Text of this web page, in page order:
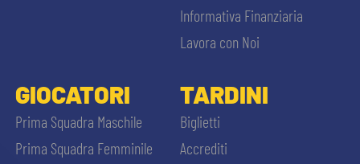
Informativa Finanziaria
Lavora con Noi
GIOCATORI
Prima Squadra Maschile
Prima Squadra Femminile
TARDINI
Biglietti
Accrediti